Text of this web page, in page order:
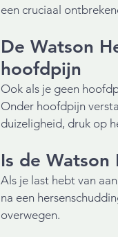
een cruciaal
De Watson
hoofdpijn
Ook als je geen
Onder hoofdpijn
duizeligheid, druk op
Is de
Als je last hebt van
na een
overwegen.